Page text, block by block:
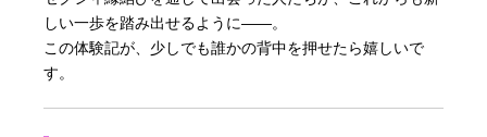
しい一歩を踏み出せるように――。
この体験記が、少しでも誰かの背中を押せたら嬉しいで
す。